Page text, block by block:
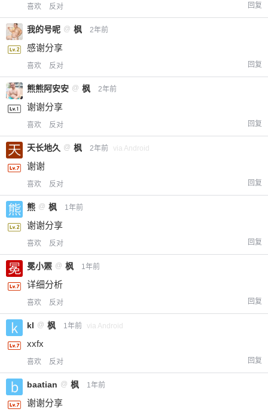
喜欢 反对 回复
我的号呢 @ 枫 2年前
感谢分享
喜欢 反对 回复
熊熊阿安安 @ 枫 2年前
谢谢分享
喜欢 反对 回复
天长地久 @ 枫 2年前 via Android
谢谢
喜欢 反对 回复
熊 @ 枫 1年前
谢谢分享
喜欢 反对 回复
冕小罴 @ 枫 1年前
详细分析
喜欢 反对 回复
kl @ 枫 1年前 via Android
xxfx
喜欢 反对 回复
baatian @ 枫 1年前
谢谢分享